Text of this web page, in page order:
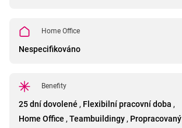
Home Office
Nespecifikováno
Benefity
25 dní dovolené , Flexibilní pracovní doba ,
Home Office , Teambuildingy , Propracovaný